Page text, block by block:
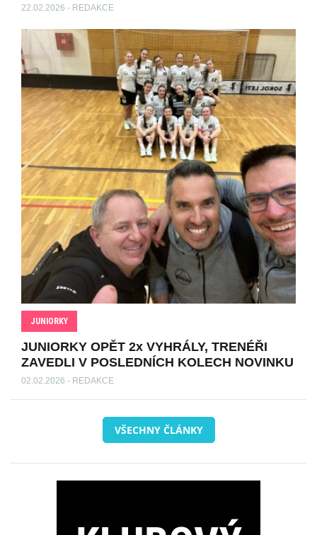
22.02.2026 - REDAKCE
JUNIORKY
JUNIORKY OPĚT 2x VYHRÁLY, TRENÉŘI
ZAVEDLI V POSLEDNÍCH KOLECH NOVINKU
02.02.2026 - REDAKCE
VŠECHNY ČLÁNKY